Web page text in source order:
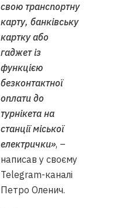
свою транспортну
карту, банківську
картку або
гаджет із
функцією
безконтактної
оплати до
турнікета на
станції міської
електрички», –
написав у своєму
Telegram-каналі
Петро Оленич.